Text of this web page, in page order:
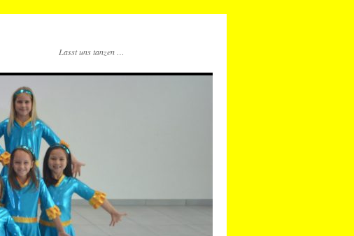
Lasst uns tanzen …